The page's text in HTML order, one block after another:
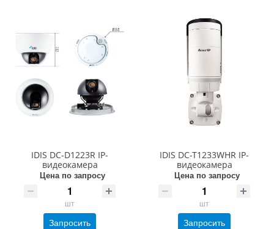
IDIS DC-D1223R IP-
видеокамера
Цена по запросу
шт
Запросить
IDIS DC-T1233WHR IP-
видеокамера
Цена по запросу
шт
Запросить